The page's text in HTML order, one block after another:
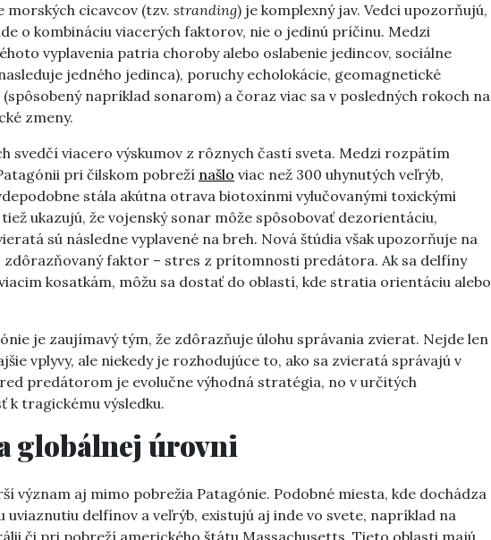
morských cicavcov (tzv. stranding) je komplexný jav. Vedci upozorňujú,
o kombináciu viacerých faktorov, nie o jedinú príčinu. Medzi
vyplavenia patria choroby alebo oslabenie jedincov, sociálne
jedného jedinca), poruchy echolokácie, geomagnetické
(spôsobený napríklad sonarom) a čoraz viac sa v posledných rokoch na
zmeny.
svedčí viacero výskumov z rôznych častí sveta. Medzi rozpätím
pri čilskom pobreží našlo viac než 300 uhynutých veľrýb,
stála akútna otrava biotoxínmi vylučovanými toxickými
ukazujú, že vojenský sonar môže spôsobovať dezorientáciu,
sú následne vyplavené na breh. Nová štúdia však upozorňuje na
zdôrazňovaný faktor – stres z prítomnosti predátora. Ak sa delfíny
kosatkám, môžu sa dostať do oblastí, kde stratia orientáciu alebo
je zaujímavý tým, že zdôrazňuje úlohu správania zvierat. Nejde len
vplyvy, ale niekedy je rozhodujúce to, ako sa zvieratá správajú v
predátorom je evolučne výhodná stratégia, no v určitých
k tragickému výsledku.
globálnej úrovni
význam aj mimo pobrežia Patagónie. Podobné miesta, kde dochádza
uviaznutiu delfínov a veľrýb, existujú aj inde vo svete, napríklad na
či pri pobreží amerického štátu Massachusetts. Tieto oblasti majú